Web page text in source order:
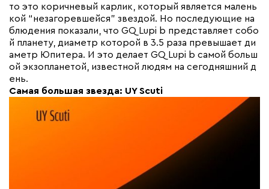
то это коричневый карлик, который является малень
кой “незагоревшейся” звездой. Но последующие на
блюдения показали, что GQ Lupi b представляет собо
й планету, диаметр которой в 3.5 раза превышает ди
аметр Юпитера. И это делает GQ Lupi b самой больш
ой экзопланетой, известной людям на сегодняшний д
ень.
Самая большая звезда: UY Scuti